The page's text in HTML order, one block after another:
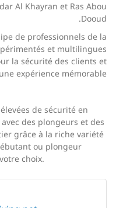
Al Khayran et Ras Abou
Dooud.
de professionnels de la
et multilingues
la sécurité des clients et
expérience mémorable.
de sécurité en
des plongeurs et des
grâce à la riche variété
ou plongeur
choix.